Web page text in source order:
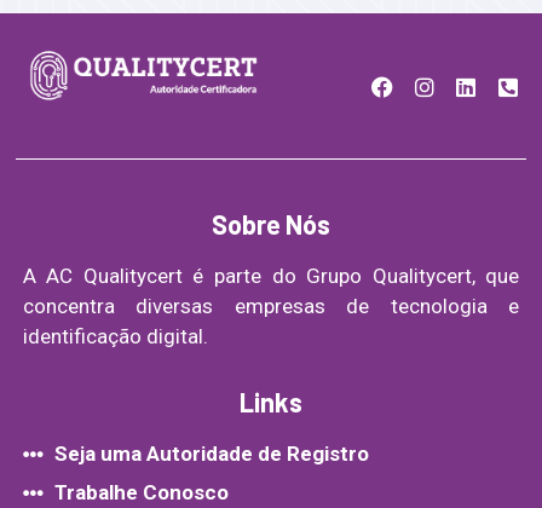
Sobre Nós
A AC Qualitycert é parte do Grupo Qualitycert, que
concentra diversas empresas de tecnologia e
identificação digital.
Links
Seja uma Autoridade de Registro
Trabalhe Conosco